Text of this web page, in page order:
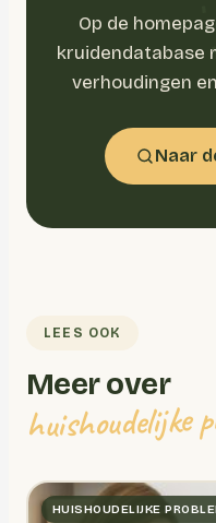
Op de
kruidendatabase
verhoudingen
Naar
LEES OOK
Meer over
huishoudelijke
HUISHOUDELIJKE